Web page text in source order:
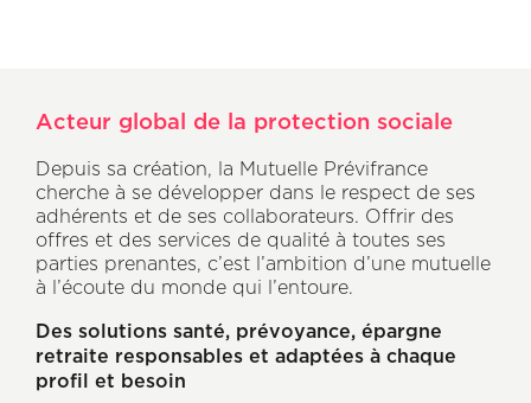
Acteur global de la protection sociale
Depuis sa création, la Mutuelle Prévifrance
cherche à se développer dans le respect de ses
adhérents et de ses collaborateurs. Offrir des
offres et des services de qualité à toutes ses
parties prenantes, c’est l’ambition d’une mutuelle
à l’écoute du monde qui l’entoure.
Des solutions santé, prévoyance, épargne
retraite responsables et adaptées à chaque
profil et besoin